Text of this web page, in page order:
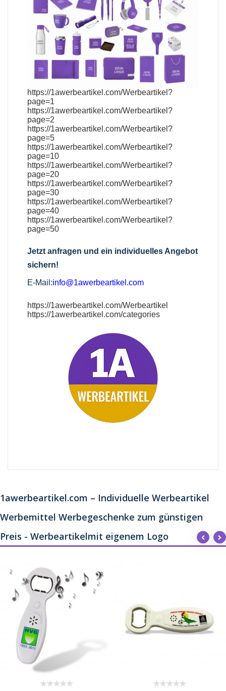
https://1awerbeartikel.com/Werbeartikel?
page=1
https://1awerbeartikel.com/Werbeartikel?
page=2
https://1awerbeartikel.com/Werbeartikel?
page=5
https://1awerbeartikel.com/Werbeartikel?
page=10
https://1awerbeartikel.com/Werbeartikel?
page=20
https://1awerbeartikel.com/Werbeartikel?
page=30
https://1awerbeartikel.com/Werbeartikel?
page=40
https://1awerbeartikel.com/Werbeartikel?
page=50
Jetzt anfragen und ein individuelles Angebot
sichern!
E-Mail:info@1awerbeartikel.com
https://1awerbeartikel.com/Werbeartikel
https://1awerbeartikel.com/categories
1awerbeartikel.com – Individuelle Werbeartikel
Werbemittel Werbegeschenke zum günstigen
Preis - Werbeartikelmit eigenem Logo